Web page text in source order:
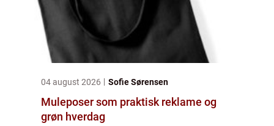
04 august 2026 Sofie Sørensen
Muleposer som praktisk reklame og
grøn hverdag